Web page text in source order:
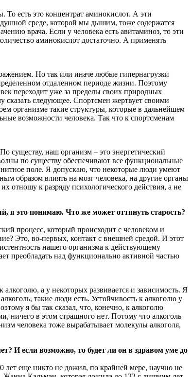
есть это концентрат аминокислот. А эти
среде, которой мы дышим, тоже содержатся
врача. Если у человека есть авитаминоз, то эти
аминокислот достаточно. А применять
Но так или иначе любые гипернагрузки
отдаленном периоде жизни. Поэтому
переходит уже за пределы своих природных
сказать следующее. Спортсмен жертвует своими
организме такие структуры, которые в дальнейшем
возможности человека. Так что к спортсменам
существу, наш организм – это энергетический
по существу обеспечивают все функциональные
поле. Я допускаю, что некоторые люди умеют
образом влиять на мозг человека, на другие органы
отношу к разряду психологического действия, а не
я это понимаю. Что же может оттянуть старость?
процесс, который происходит с человеком и
Это, во-первых, контакт с внешней средой. И этот
нашего организма к действующему
преобладать над функционально активной частью
алкоголю, а у некоторых развивается и зависимость. Я
такие люди есть. Устойчивость к алкоголю у
я бы так сказал, что, конечно, к алкоголю
ничего в этом страшного нет. Потому что алкоголь
человека тоже вырабатывает молекулы алкоголя,
И если возможно, то будет ли он в здравом уме до
лет еще никто не дожил, по крайней мере, научно не